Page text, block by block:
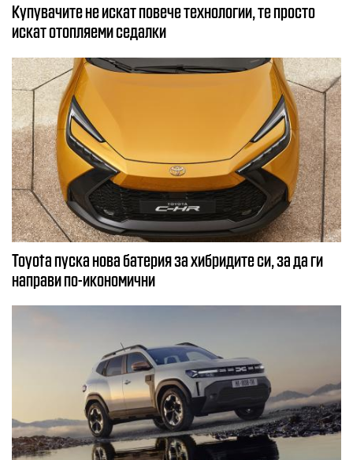
Купувачите не искат повече технологии, те просто
искат отопляеми седалки
Toyota пуска нова батерия за хибридите си, за да ги
направи по-икономични